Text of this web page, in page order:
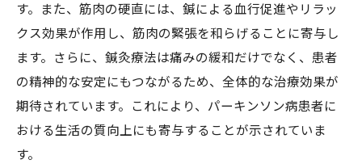
す。また、筋肉の硬直には、鍼による血行促進やリラッ
クス効果が作用し、筋肉の緊張を和らげることに寄与し
ます。さらに、鍼灸療法は痛みの緩和だけでなく、患者
の精神的な安定にもつながるため、全体的な治療効果が
期待されています。これにより、パーキンソン病患者に
おける生活の質向上にも寄与することが示されていま
す。